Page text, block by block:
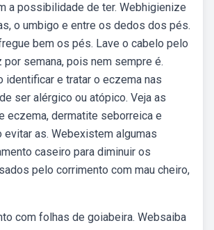
a possibilidade de ter. Webhigienize
o umbigo e entre os dedos dos pés.
bem os pés. Lave o cabelo pelo
por semana, pois nem sempre é.
identificar e tratar o eczema nas
ser alérgico ou atópico. Veja as
eczema, dermatite seborreica e
evitar as. Webexistem algumas
caseiro para diminuir os
pelo corrimento com mau cheiro,
com folhas de goiabeira. Websaiba